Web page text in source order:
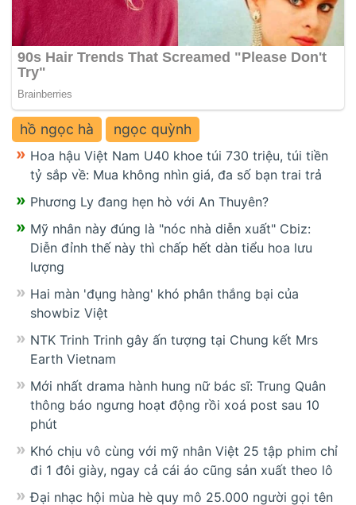
hồ ngọc hà ngọc quỳnh
Hoa hậu Việt Nam U40 khoe túi 730 triệu, túi tiền
tỷ sắp về: Mua không nhìn giá, đa số bạn trai trả
Phương Ly đang hẹn hò với An Thuyên?
Mỹ nhân này đúng là "nóc nhà diễn xuất" Cbiz:
Diễn đỉnh thế này thì chấp hết dàn tiểu hoa lưu
lượng
Hai màn 'đụng hàng' khó phân thắng bại của
showbiz Việt
NTK Trinh Trinh gây ấn tượng tại Chung kết Mrs
Earth Vietnam
Mới nhất drama hành hung nữ bác sĩ: Trung Quân
thông báo ngưng hoạt động rồi xoá post sau 10
phút
Khó chịu vô cùng với mỹ nhân Việt 25 tập phim chỉ
đi 1 đôi giày, ngay cả cái áo cũng sản xuất theo lô
Đại nhạc hội mùa hè quy mô 25.000 người gọi tên